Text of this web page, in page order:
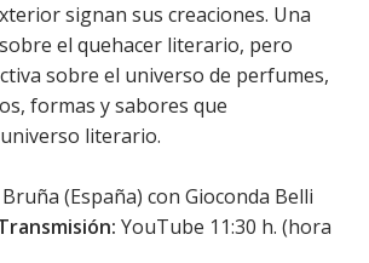
signan sus creaciones. Una
el quehacer literario, pero
sobre el universo de perfumes,
formas y sabores que
literario.
(España) con Gioconda Belli
YouTube 11:30 h. (hora